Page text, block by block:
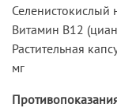
Селенистокислый
Витамин В12
Растительная
мг